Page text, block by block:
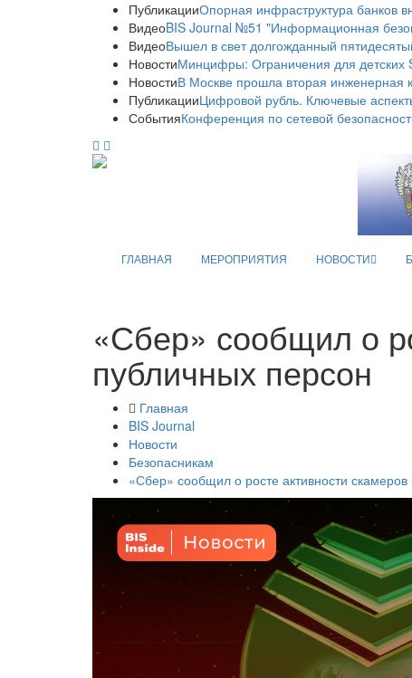
ПубликацииОпорная инфраструктура банков
ВидеоBIS Journal №51 "Информационная
ВидеоВышел в свет долгожданный
НовостиМинцифры: Ограничения для детских
НовостиВ Москве прошла вторая инженерная
ПубликацииЦифровой рубль. Ключевые
СобытияКонференция по сетевой
ГЛАВНАЯ МЕРОПРИЯТИЯ НОВОСТИ
«Сбер» сообщил о
публичных персон
Главная
BIS Journal
Новости
Безопасникам
«Сбер» сообщил о росте активности